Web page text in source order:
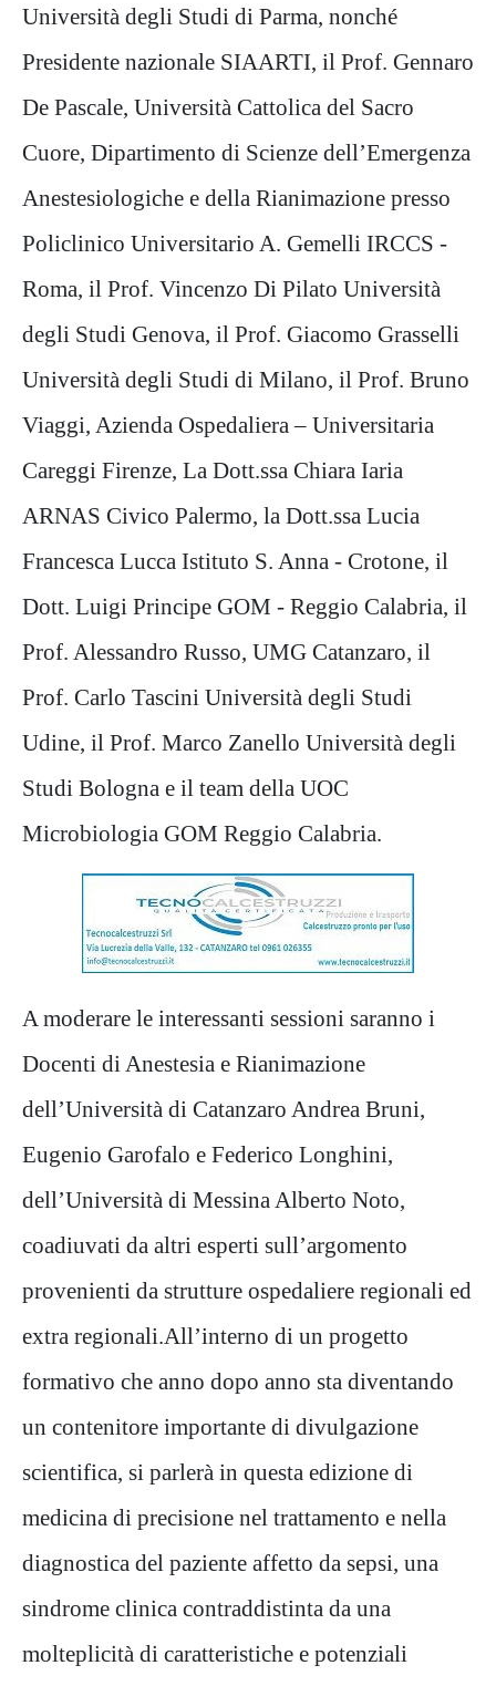
Università degli Studi di Parma, nonché
Presidente nazionale SIAARTI, il Prof. Gennaro
De Pascale, Università Cattolica del Sacro
Cuore, Dipartimento di Scienze dell’Emergenza
Anestesiologiche e della Rianimazione presso
Policlinico Universitario A. Gemelli IRCCS -
Roma, il Prof. Vincenzo Di Pilato Università
degli Studi Genova, il Prof. Giacomo Grasselli
Università degli Studi di Milano, il Prof. Bruno
Viaggi, Azienda Ospedaliera – Universitaria
Careggi Firenze, La Dott.ssa Chiara Iaria
ARNAS Civico Palermo, la Dott.ssa Lucia
Francesca Lucca Istituto S. Anna - Crotone, il
Dott. Luigi Principe GOM - Reggio Calabria, il
Prof. Alessandro Russo, UMG Catanzaro, il
Prof. Carlo Tascini Università degli Studi
Udine, il Prof. Marco Zanello Università degli
Studi Bologna e il team della UOC
Microbiologia GOM Reggio Calabria.
A moderare le interessanti sessioni saranno i
Docenti di Anestesia e Rianimazione
dell’Università di Catanzaro Andrea Bruni,
Eugenio Garofalo e Federico Longhini,
dell’Università di Messina Alberto Noto,
coadiuvati da altri esperti sull’argomento
provenienti da strutture ospedaliere regionali ed
extra regionali.All’interno di un progetto
formativo che anno dopo anno sta diventando
un contenitore importante di divulgazione
scientifica, si parlerà in questa edizione di
medicina di precisione nel trattamento e nella
diagnostica del paziente affetto da sepsi, una
sindrome clinica contraddistinta da una
molteplicità di caratteristiche e potenziali